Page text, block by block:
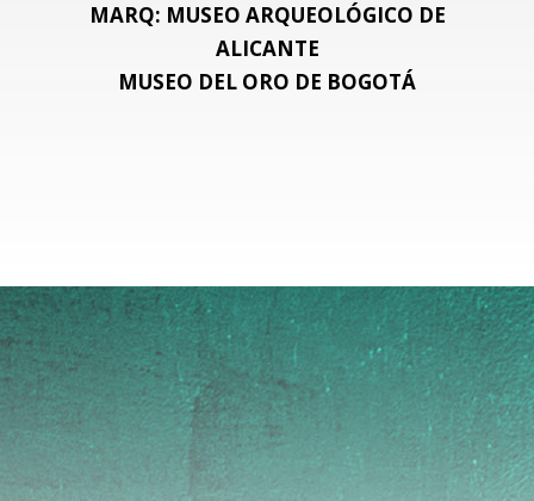
MARQ: MUSEO ARQUEOLÓGICO DE
ALICANTE
MUSEO DEL ORO DE BOGOTÁ